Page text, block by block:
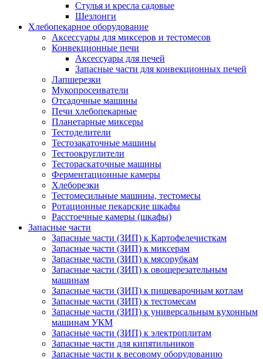
Стулья и кресла садовые
Шезлонги
Хлебопекарное оборудование
Аксессуары для миксеров и тестомесов
Конвекционные печи
Аксессуары для печей
Запасные части для конвекционных печей
Лапшерезки
Мукопросеиватели
Отсадочные машины
Печи хлебопекарные
Планетарные миксеры
Тестоделители
Тестозакаточные машины
Тестоокруглители
Тестораскаточные машины
Ферментационные камеры
Хлеборезки
Тестомесильные машины, тестомесы
Ротационные пекарские шкафы
Расстоечные камеры (шкафы)
Запасные части
Запасные части (ЗИП) к Картофелечисткам
Запасные части (ЗИП) к миксерам
Запасные части (ЗИП) к мясорубкам
Запасные части (ЗИП) к овощерезательным
машинам
Запасные части (ЗИП) к пищеварочным котлам
Запасные части (ЗИП) к тестомесам
Запасные части (ЗИП) к универсальным кухонным
машинам УКМ
Запасные части (ЗИП) к электроплитам
Запасные части для кипятильников
Запасные части к весовому оборудованию